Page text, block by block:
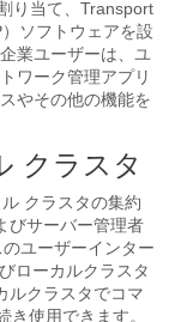
り当て、Transport
ソフトウェアを設
業ユーザーは、ユ
ワーク管理アプリ
やその他の機能を
クラスタ
クラスタの集約
びサーバー管理者
ユーザーインター
ローカルクラスタ
ルクラスタでコマ
使用できます。